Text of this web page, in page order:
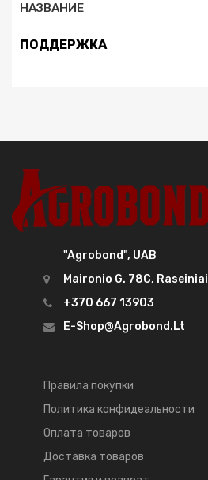
НАЗВАНИЕ
ПОДДЕРЖКА
"Agrobond", UAB
Maironio G. 78C, Raseiniai
+370 667 13903
E-Shop@agrobond.lt
Правила покупки
Политика конфидеальности
Оплата товаров
Доставка товаров